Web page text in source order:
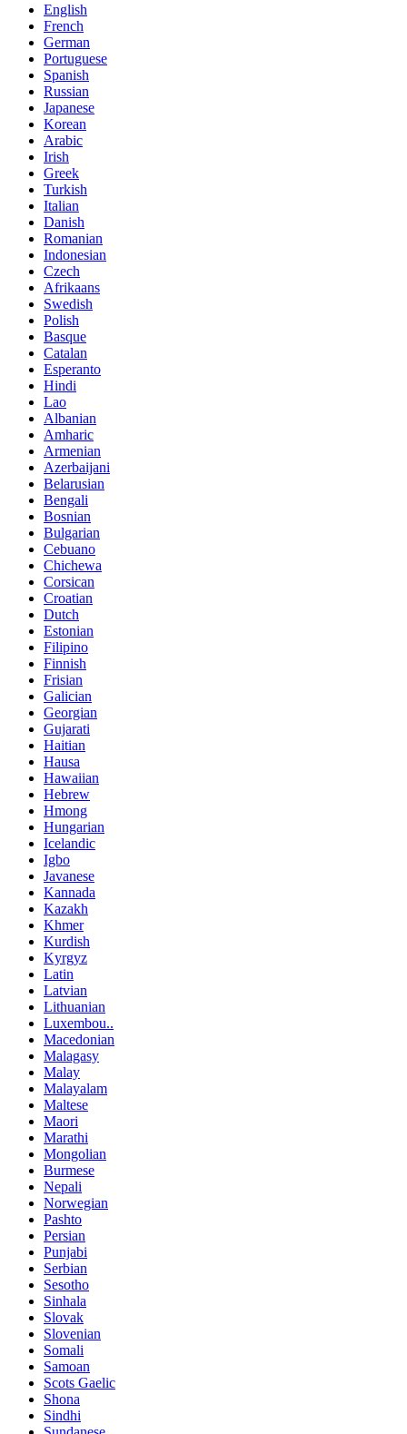
English
French
German
Portuguese
Spanish
Russian
Japanese
Korean
Arabic
Irish
Greek
Turkish
Italian
Danish
Romanian
Indonesian
Czech
Afrikaans
Swedish
Polish
Basque
Catalan
Esperanto
Hindi
Lao
Albanian
Amharic
Armenian
Azerbaijani
Belarusian
Bengali
Bosnian
Bulgarian
Cebuano
Chichewa
Corsican
Croatian
Dutch
Estonian
Filipino
Finnish
Frisian
Galician
Georgian
Gujarati
Haitian
Hausa
Hawaiian
Hebrew
Hmong
Hungarian
Icelandic
Igbo
Javanese
Kannada
Kazakh
Khmer
Kurdish
Kyrgyz
Latin
Latvian
Lithuanian
Luxembou..
Macedonian
Malagasy
Malay
Malayalam
Maltese
Maori
Marathi
Mongolian
Burmese
Nepali
Norwegian
Pashto
Persian
Punjabi
Serbian
Sesotho
Sinhala
Slovak
Slovenian
Somali
Samoan
Scots Gaelic
Shona
Sindhi